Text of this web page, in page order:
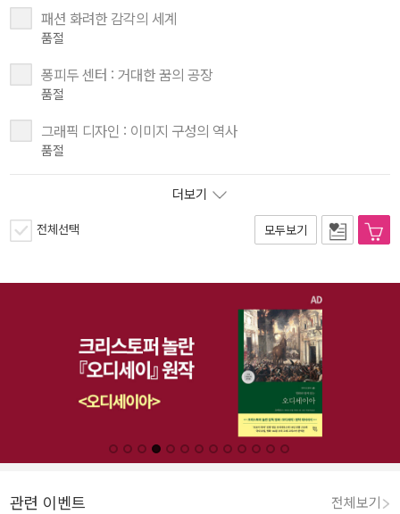
패션 화려한 감각의 세계
품절
퐁피두 센터 : 거대한 꿈의 공장
품절
그래픽 디자인 : 이미지 구성의 역사
품절
더보기
전체선택 모두보기
관련 이벤트 전체보기